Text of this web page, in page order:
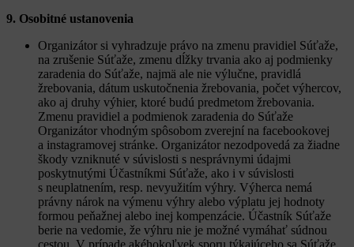
9. Osobitné ustanovenia
Organizátor si vyhradzuje právo na zmenu pravidiel Súťaže,
na zrušenie Súťaže, zmenu dĺžky trvania ako aj podmienky
zaradenia do Súťaže, najmä ale nie výlučne, pravidlá
žrebovania, dátum uskutočnenia žrebovania, počet výhercov,
ako aj druhy výhier, ktoré budú predmetom žrebovania.
Zmenu pravidiel a podmienok zaradenia do Súťaže
Organizátor vhodným spôsobom zverejní na facebookovej
a instagramovej stránke. Organizátor nezodpovedá za žiadne
škody vzniknuté v súvislosti s nesprávnymi údajmi
poskytnutými Účastníkmi Súťaže, ako i v súvislosti
s neuplatnením, resp. nevyužitím výhry. Výherca nemá
právny nárok na výmenu výhry alebo výplatu jej hodnoty
formou peňažnej alebo inej kompenzácie. Účastník Súťaže
berie na vedomie, že výhru nie je možné vymáhať súdnou
cestou. V prípade akéhokoľvek sporu týkajúceho sa Súťaže,